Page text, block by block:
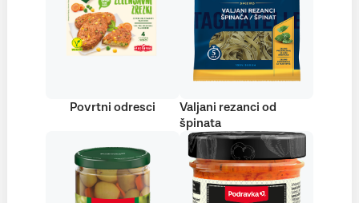
Povrtni odresci
Valjani rezanci od
špinata